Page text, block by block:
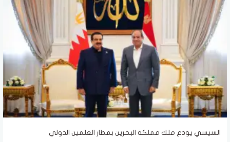
السيسي يودع ملك مملكة البحرين بمطار العلمين الدولي